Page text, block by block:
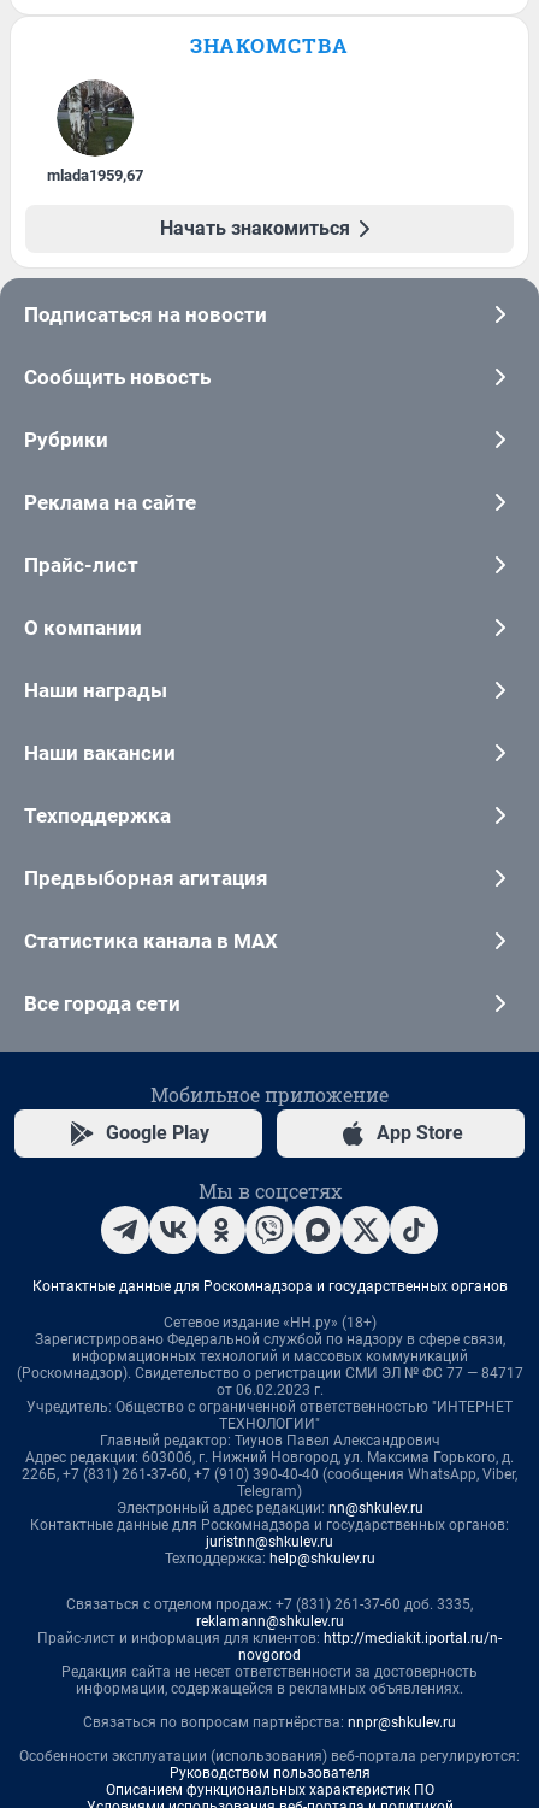
ЗНАКОМСТВА
mlada1959,67
Начать знакомиться
Подписаться на новости
Сообщить новость
Рубрики
Реклама на сайте
Прайс-лист
О компании
Наши награды
Наши вакансии
Техподдержка
Предвыборная агитация
Статистика канала в MAX
Все города сети
Мобильное приложение
Google Play App Store
Мы в соцсетях
Контактные данные для Роскомнадзора и государственных органов
Сетевое издание «НН.ру» (18+)
Зарегистрировано Федеральной службой по надзору в сфере связи,
информационных технологий и массовых коммуникаций
(Роскомнадзор). Свидетельство о регистрации СМИ ЭЛ № ФС 77 — 84717
от 06.02.2023 г.
Учредитель: Общество с ограниченной ответственностью "ИНТЕРНЕТ
ТЕХНОЛОГИИ"
Главный редактор: Тиунов Павел Александрович
Адрес редакции: 603006, г. Нижний Новгород, ул. Максима Горького, д.
226Б, +7 (831) 261-37-60, +7 (910) 390-40-40 (сообщения WhatsApp, Viber,
Telegram)
Электронный адрес редакции: nn@shkulev.ru
Контактные данные для Роскомнадзора и государственных органов:
juristnn@shkulev.ru
Техподдержка: help@shkulev.ru
Связаться с отделом продаж: +7 (831) 261-37-60 доб. 3335,
reklamann@shkulev.ru
Прайс-лист и информация для клиентов: http://mediakit.iportal.ru/n-
novgorod
Редакция сайта не несет ответственности за достоверность
информации, содержащейся в рекламных объявлениях.
Связаться по вопросам партнёрства: nnpr@shkulev.ru
Особенности эксплуатации (использования) веб-портала регулируются:
Руководством пользователя
Описанием функциональных характеристик ПО